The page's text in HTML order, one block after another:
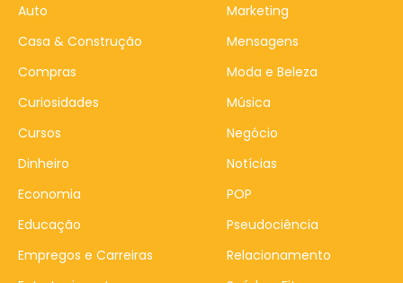
Auto
Casa & Construção
Compras
Curiosidades
Cursos
Dinheiro
Economia
Educação
Empregos e Carreiras
Marketing
Mensagens
Moda e Beleza
Música
Negócio
Notícias
POP
Pseudociência
Relacionamento